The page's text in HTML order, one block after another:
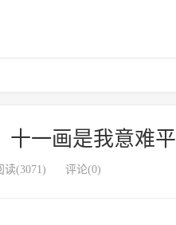
十一画是我意难平
读(3071) 评论(0)